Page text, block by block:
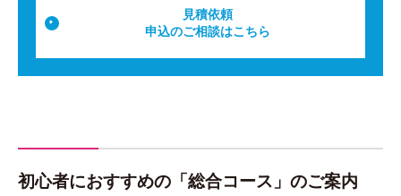
見積依頼
申込のご相談はこちら
初心者におすすめの「総合コース」のご案内